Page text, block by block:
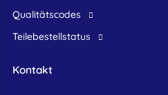
Qualitätscodes
Teilebestellstatus
Kontakt